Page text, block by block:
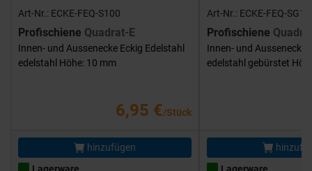
Art-Nr.: ECKE-FEQ-S100
Profischiene Quadrat-E
Innen- und Aussenecke Eckig Edelstahl
edelstahl Höhe: 10 mm
6,95 €/Stück
hinzufügen
Art-Nr.: ECKE-FEQ-
Profischiene
Innen- und Aussenecke
edelstahl gebürstet